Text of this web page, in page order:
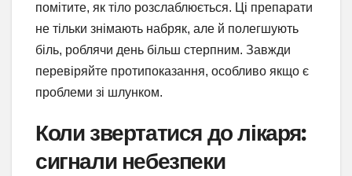
помітите, як тіло розслаблюється. Ці препарати
не тільки знімають набряк, але й полегшують
біль, роблячи день більш стерпним. Завжди
перевіряйте протипоказання, особливо якщо є
проблеми зі шлунком.
Коли звертатися до лікаря:
сигнали небезпеки